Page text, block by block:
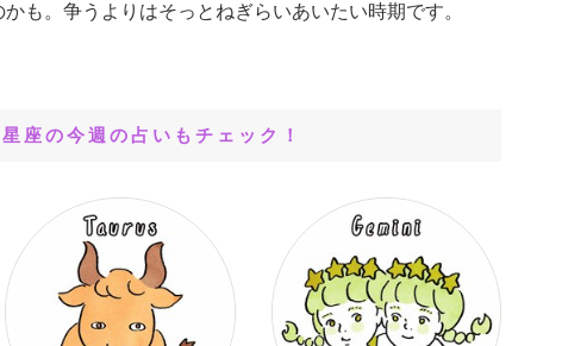
も。争うよりはそっとねぎらいあいたい時期です。
座の今週の占いもチェック！